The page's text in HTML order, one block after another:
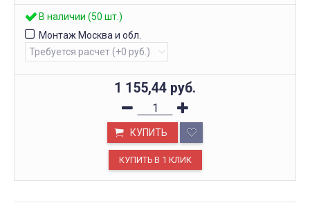
В наличии (50 шт.)
Монтаж Москва и обл.
1 155,44 руб.
КУПИТЬ